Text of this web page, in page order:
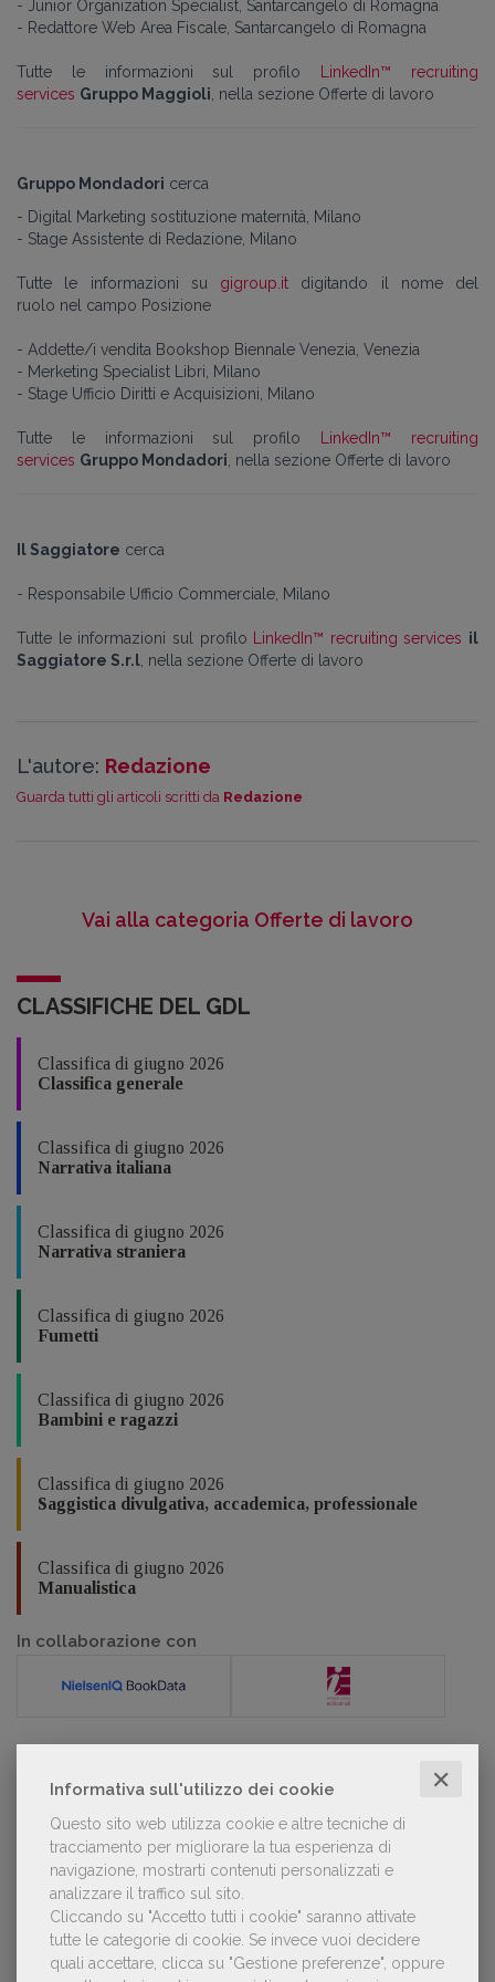
Informativa sull'utilizzo dei cookie ✕
Questo sito web utilizza cookie e altre tecniche di
tracciamento per migliorare la tua esperienza di
navigazione, mostrarti contenuti personalizzati e
analizzare il traffico sul sito.
Cliccando su "Accetto tutti i cookie" saranno attivate
tutte le categorie di cookie. Se invece vuoi decidere
quali accettare, clicca su "Gestione preferenze", oppure
- Junior Organization Specialist, Santarcangelo di Romagna
- Redattore Web Area Fiscale, Santarcangelo di Romagna
Tutte le informazioni sul profilo
LinkedIn™ recruiting
services Gruppo Maggioli , nella sezione Offerte di lavoro
Gruppo Mondadori cerca
- Digital Marketing sostituzione maternità, Milano
- Stage Assistente di Redazione, Milano
Tutte le informazioni su gigroup.it digitando il nome del
ruolo nel campo Posizione
- Addette/i vendita Bookshop Biennale Venezia, Venezia
- Merketing Specialist Libri, Milano
- Stage Ufficio Diritti e Acquisizioni, Milano
Tutte le informazioni sul profilo
LinkedIn™ recruiting
services Gruppo Mondadori , nella sezione Offerte di lavoro
Il Saggiatore cerca
- Responsabile Ufficio Commerciale, Milano
Tutte le informazioni sul profilo LinkedIn™ recruiting services il
Saggiatore S.r.l , nella sezione Offerte di lavoro
L'autore: Redazione
Guarda tutti gli articoli scritti da Redazione
Vai alla categoria Offerte di lavoro
CLASSIFICHE DEL GDL
Classifica di giugno 2026
Classifica generale
Classifica di giugno 2026
Narrativa italiana
Classifica di giugno 2026
Narrativa straniera
Classifica di giugno 2026
Fumetti
Classifica di giugno 2026
Bambini e ragazzi
Classifica di giugno 2026
Saggistica divulgativa, accademica, professionale
Classifica di giugno 2026
Manualistica
In collaborazione con
POLTRONE
Laura Ballestra confermata presidente
dell’Associazione Italiana Biblioteche